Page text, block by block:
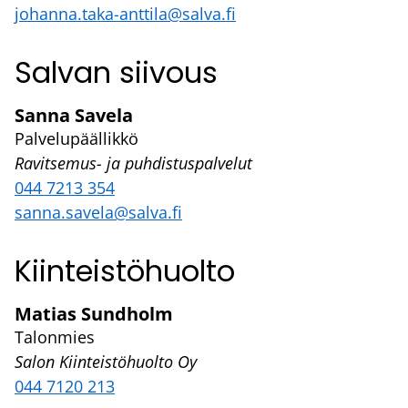
johanna.taka-anttila@salva.fi
Salvan siivous
Sanna Savela
Palvelupäällikkö
Ravitsemus- ja puhdistuspalvelut
044 7213 354
sanna.savela@salva.fi
Kiinteistöhuolto
Matias Sundholm
Talonmies
Salon Kiinteistöhuolto Oy
044 7120 213